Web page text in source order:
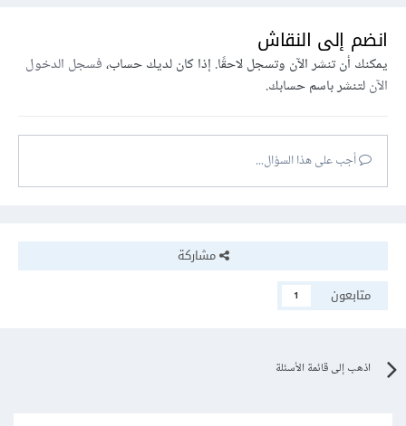
انضم إلى النقاش
يمكنك أن تنشر الآن وتسجل لاحقًا. إذا كان لديك حساب،فسجل الدخول
الآنلتنشر باسم حسابك.
أجب على هذا السؤال...
مشاركة
متابعون
1
اذهب إلى قائمة الأسئلة